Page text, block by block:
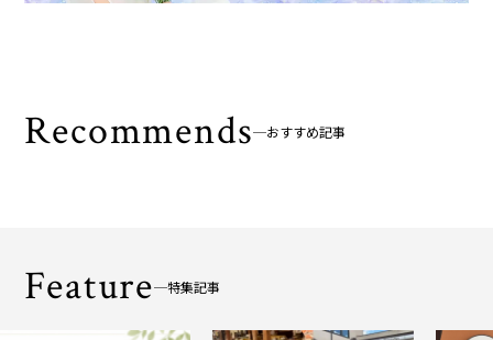
Recommends おすすめ記事
Feature 特集記事